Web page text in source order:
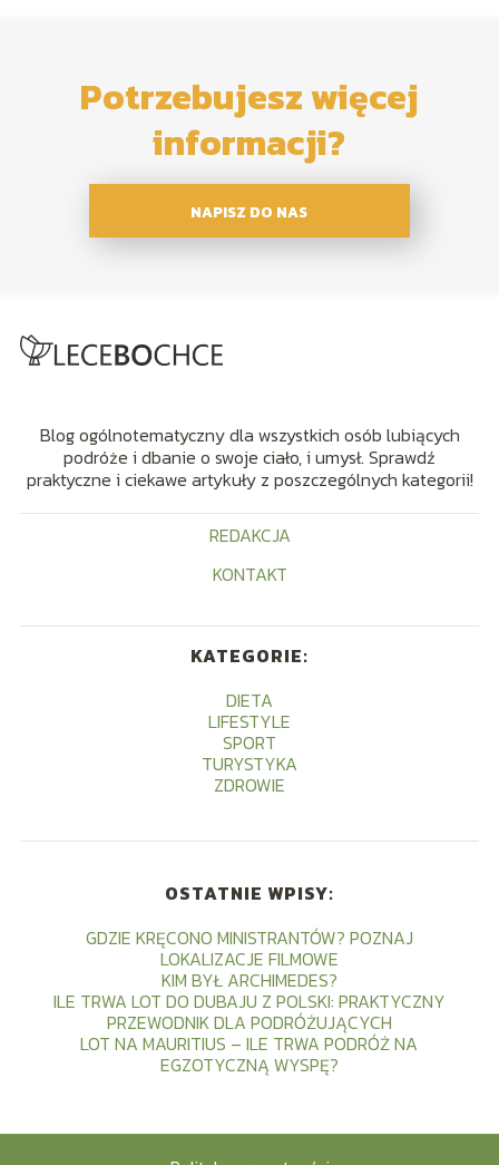
Potrzebujesz więcej
informacji?
NAPISZ DO NAS
Blog ogólnotematyczny dla wszystkich osób lubiących
podróże i dbanie o swoje ciało, i umysł. Sprawdź
praktyczne i ciekawe artykuły z poszczególnych kategorii!
REDAKCJA
KONTAKT
KATEGORIE:
DIETA
LIFESTYLE
SPORT
TURYSTYKA
ZDROWIE
OSTATNIE WPISY:
GDZIE KRĘCONO MINISTRANTÓW? POZNAJ
LOKALIZACJE FILMOWE
KIM BYŁ ARCHIMEDES?
ILE TRWA LOT DO DUBAJU Z POLSKI: PRAKTYCZNY
PRZEWODNIK DLA PODRÓŻUJĄCYCH
LOT NA MAURITIUS – ILE TRWA PODRÓŻ NA
EGZOTYCZNĄ WYSPĘ?